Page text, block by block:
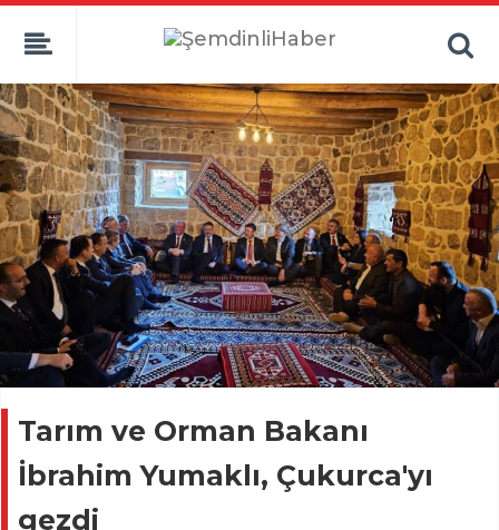
Tarım ve Orman Bakanı
İbrahim Yumaklı, Çukurca'yı
gezdi